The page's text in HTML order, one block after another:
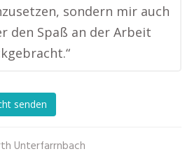
sondern mir auch
den Spaß an der Arbeit
senden
Unterfarrnbach